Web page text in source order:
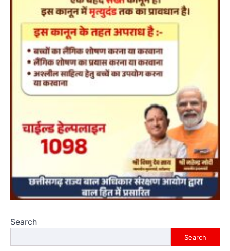
Search
Search
रायपुर। छत्तीसगढ़ के खिलाड़ियों का करीब आठ साल लंबा
इंतजार आखिरकार खत्म हो गया। राज्य…
बड़ी खबर हमारे राज्य
छत्तीसगढ़ की नई उड़ान: 500 करोड़ के AI
मिशन, BEML प्लांट समेत 7 बड़े फैसलों पर
कैबिनेट की मुहर
August 5, 2026
डिजिटल गवर्नेंस, उद्योग, ग्रामीण विकास और ऊर्जा क्षेत्र
को मिलेगा नया बूस्ट, रोजगार और निवेश…
4
हमारे राज्य
राजधानी की सुरक्षा व्यवस्था मजबूत करने सांसद
बृजमोहन अग्रवाल ने सीएम को लिखा पत्र
Jagjit Singh Grewal August 5, 2026
कमिश्नरेट के पुनर्गठन, 660 रिक्त पद भरने और 500
अतिरिक्त पुलिसकर्मियों की तैनाती की मांग…
बाल श्रम के लिए ले जाए जा रहे 16 बच्चे रेस्क्यू,
संयुक्त ऑपरेशन में एक नियोक्ता गिरफ्तार